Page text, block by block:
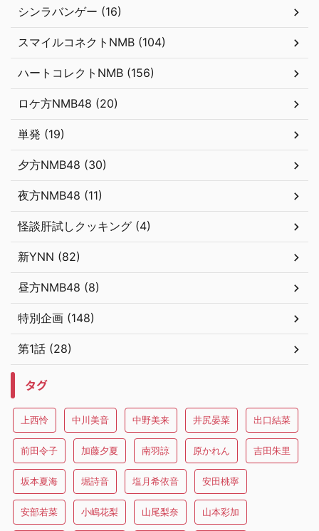
シンラバンゲー (16)
スマイルコネクトNMB (104)
ハートコレクトNMB (156)
ロケ方NMB48 (20)
単発 (19)
夕方NMB48 (30)
夜方NMB48 (11)
怪談肝試しクッキング (4)
新YNN (82)
昼方NMB48 (8)
特別企画 (148)
第1話 (28)
タグ
上西怜 中川美音 中野美来 井尻晏菜 出口結菜
前田令子 加藤夕夏 南羽諒 原かれん 吉田朱里
坂本夏海 堀詩音 塩月希依音 安田桃寧
安部若菜 小嶋花梨 山尾梨奈 山本彩加